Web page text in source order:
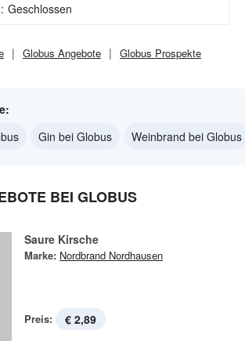
Geschlossen
Globus Angebote Globus Prospekte
Gin bei Globus Weinbrand bei Globus
BEI GLOBUS
Saure Kirsche
Marke: Nordbrand Nordhausen
Preis: € 2,89